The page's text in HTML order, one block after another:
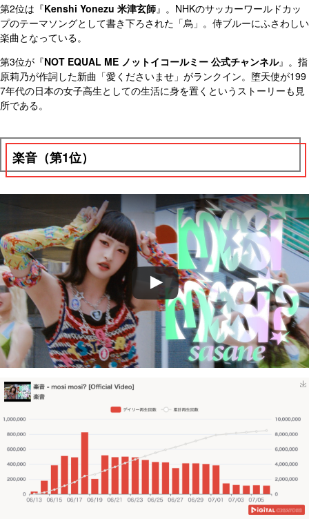
第2位は『Kenshi Yonezu 米津玄師』。NHKのサッカーワールドカッ
プのテーマソングとして書き下ろされた「烏」。侍ブルーにふさわしい
楽曲となっている。
第3位が『NOT EQUAL ME ノットイコールミー 公式チャンネル』。指
原莉乃が作詞した新曲「愛くださいませ」がランクイン。堕天使が199
7年代の日本の女子高生としての生活に身を置くというストーリーも見
所である。
楽音（第1位）